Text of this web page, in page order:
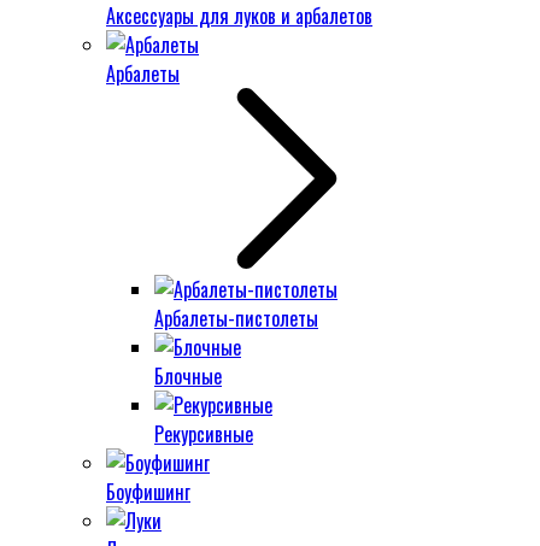
Аксессуары для луков и арбалетов
Арбалеты
Арбалеты-пистолеты
Блочные
Рекурсивные
Боуфишинг